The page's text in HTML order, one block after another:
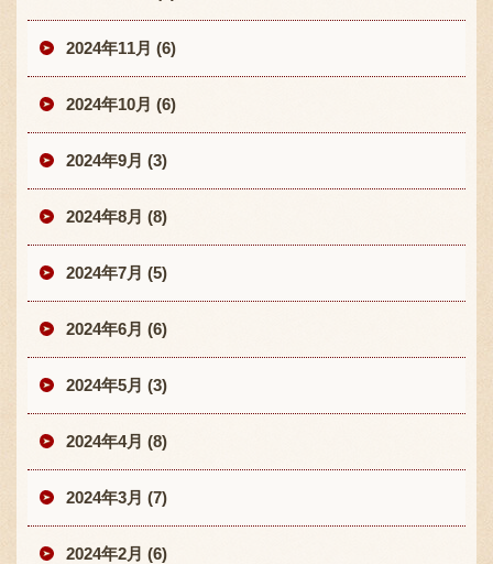
2024年11月 (6)
2024年10月 (6)
2024年9月 (3)
2024年8月 (8)
2024年7月 (5)
2024年6月 (6)
2024年5月 (3)
2024年4月 (8)
2024年3月 (7)
2024年2月 (6)